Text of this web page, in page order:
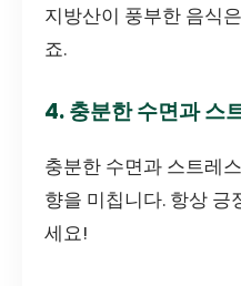
지방산이 풍부한 음식
죠.
4. 충분한 수면과 스
충분한 수면과 스트레
향을 미칩니다. 항상
세요!